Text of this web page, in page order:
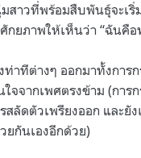
มสาวที่พร้อมสืบพันธุ์จะเ
กยภาพให้เห็นว่า “ฉันคื
าทีต่างๆ ออกมาทั้งการ
ใจจากเพศตรงข้าม (การ
สลัดตัวเพรียงออก และยั
ยกันเองอีกด้วย)